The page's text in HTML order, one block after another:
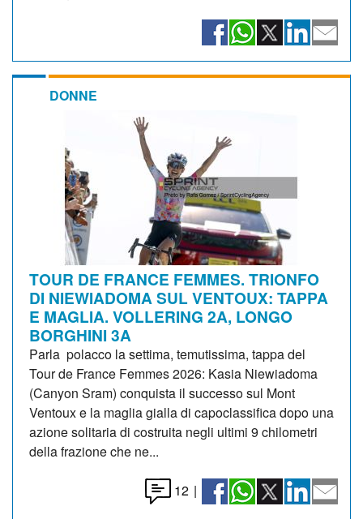
DONNE
TOUR DE FRANCE FEMMES. TRIONFO
DI NIEWIADOMA SUL VENTOUX: TAPPA
E MAGLIA. VOLLERING 2A, LONGO
BORGHINI 3A
Parla polacco la settima, temutissima, tappa del
Tour de France Femmes 2026: Kasia Niewiadoma
(Canyon Sram) conquista il successo sul Mont
Ventoux e la maglia gialla di capoclassifica dopo una
azione solitaria di costruita negli ultimi 9 chilometri
della frazione che ne...
12 |